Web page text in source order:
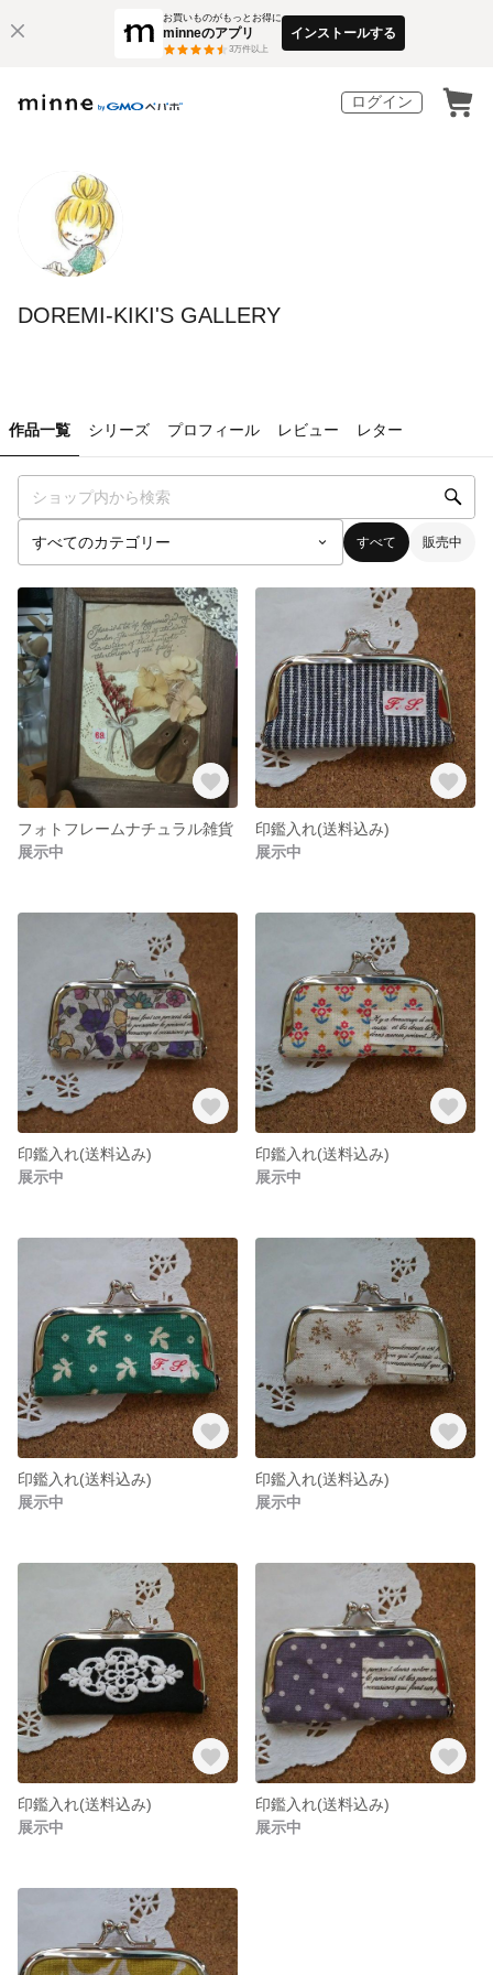
お買いものがもっとお得に
minneのアプリ
3万件以上
インストールする
ログイン
DOREMI-KIKI'S GALLERY
作品一覧 シリーズ プロフィール レビュー レター
すべて 販売中
フォトフレームナチュラル雑貨
展示中
印鑑入れ(送料込み)
展示中
印鑑入れ(送料込み)
展示中
印鑑入れ(送料込み)
展示中
印鑑入れ(送料込み)
展示中
印鑑入れ(送料込み)
展示中
印鑑入れ(送料込み)
展示中
印鑑入れ(送料込み)
展示中